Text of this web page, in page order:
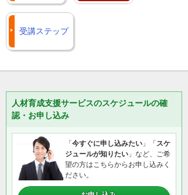
受講ステップ
人材育成支援サービスのスケジュールの確
認・お申し込み
「今すぐに申し込みたい 」「 スケ
ジュールが知りたい 」など、ご希
望の方はこちらからお申し込みく
ださい。